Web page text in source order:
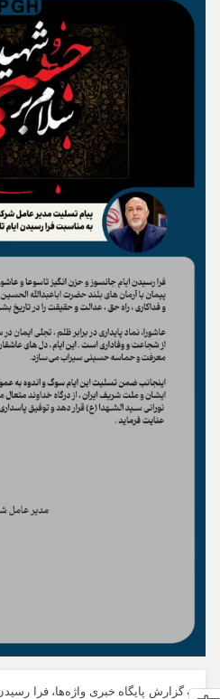
به گزارش پایگاه خبری واژه‌ها،فرا